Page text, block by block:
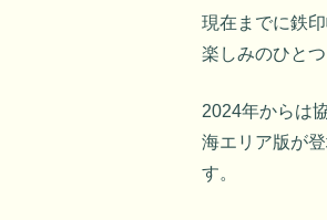
現在までに鉄
楽しみのひと
2024年からは
海エリア版が
す。